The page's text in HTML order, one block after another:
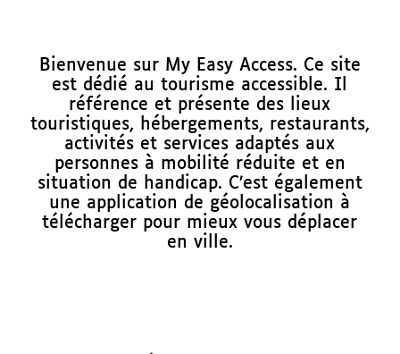
Bienvenue sur My Easy Access. Ce site
est dédié au tourisme accessible. Il
référence et présente des lieux
touristiques, hébergements, restaurants,
activités et services adaptés aux
personnes à mobilité réduite et en
situation de handicap. C’est également
une application de géolocalisation à
télécharger pour mieux vous déplacer
en ville.